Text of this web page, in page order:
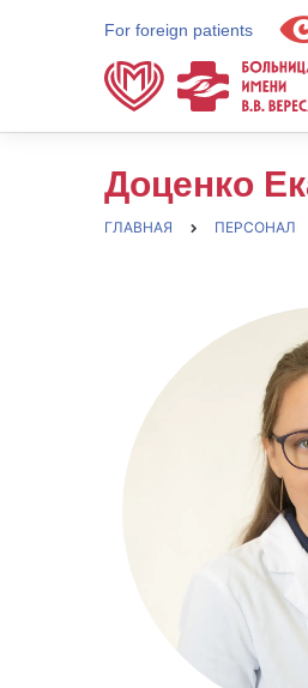
For foreign patients
Доценко
ГЛАВНАЯ ПЕРСОНАЛ